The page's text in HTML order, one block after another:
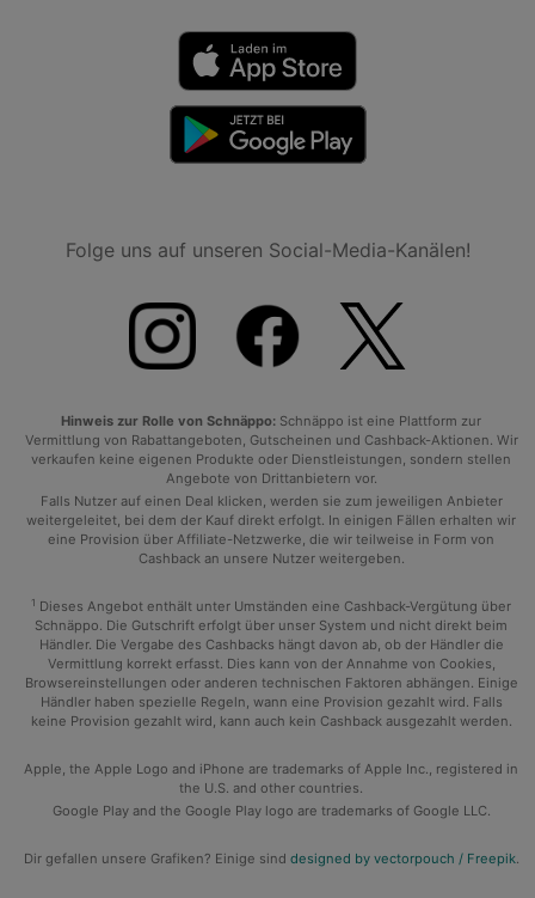
Folge uns auf unseren Social-Media-Kanälen!
Hinweis zur Rolle von Schnäppo: Schnäppo ist eine Plattform zur
Vermittlung von Rabattangeboten, Gutscheinen und Cashback-Aktionen. Wir
verkaufen keine eigenen Produkte oder Dienstleistungen, sondern stellen
Angebote von Drittanbietern vor.
Falls Nutzer auf einen Deal klicken, werden sie zum jeweiligen Anbieter
weitergeleitet, bei dem der Kauf direkt erfolgt. In einigen Fällen erhalten wir
eine Provision über Affiliate-Netzwerke, die wir teilweise in Form von
Cashback an unsere Nutzer weitergeben.
1 Dieses Angebot enthält unter Umständen eine Cashback-Vergütung über
Schnäppo. Die Gutschrift erfolgt über unser System und nicht direkt beim
Händler. Die Vergabe des Cashbacks hängt davon ab, ob der Händler die
Vermittlung korrekt erfasst. Dies kann von der Annahme von Cookies,
Browsereinstellungen oder anderen technischen Faktoren abhängen. Einige
Händler haben spezielle Regeln, wann eine Provision gezahlt wird. Falls
keine Provision gezahlt wird, kann auch kein Cashback ausgezahlt werden.
Apple, the Apple Logo and iPhone are trademarks of Apple Inc., registered in
the U.S. and other countries.
Google Play and the Google Play logo are trademarks of Google LLC.
Dir gefallen unsere Grafiken? Einige sind designed by vectorpouch / Freepik.